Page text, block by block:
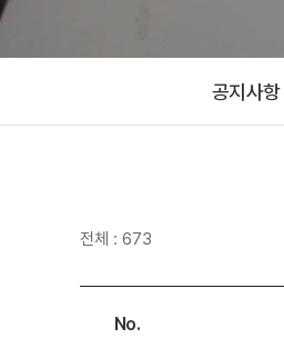
공지사항
전체 : 673
No.